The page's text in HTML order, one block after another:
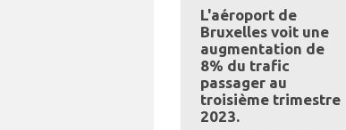
L'aéroport de
Bruxelles voit une
augmentation de
8% du trafic
passager au
troisième trimestre
2023.